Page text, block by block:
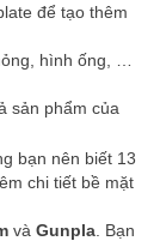
để tạo thêm
hình ống, …
sản phẩm của
chi tiết bề mặt
và Gunpla . Bạn